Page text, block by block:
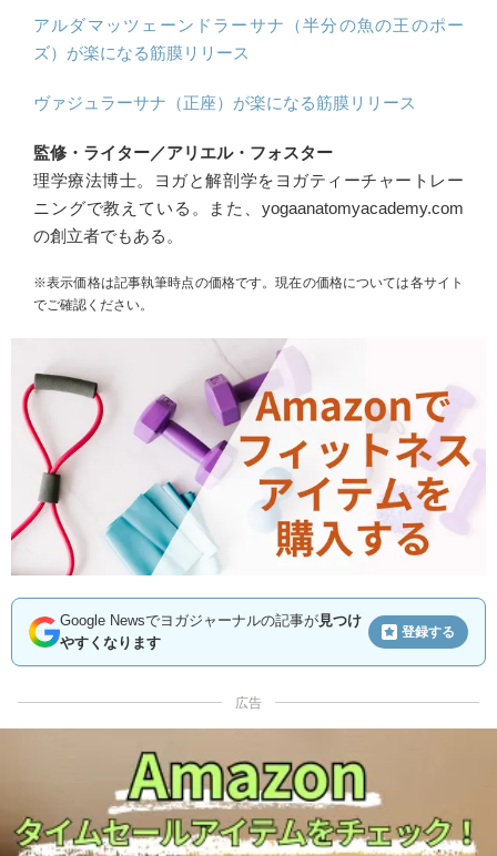
アルダマッツェーンドラーサナ（半分の魚の王のポー
ズ）が楽になる筋膜リリース
ヴァジュラーサナ（正座）が楽になる筋膜リリース
監修・ライター／アリエル・フォスター
理学療法博士。ヨガと解剖学をヨガティーチャートレー
ニングで教えている。また、yogaanatomyacademy.com
の創立者でもある。
※表示価格は記事執筆時点の価格です。現在の価格については各サイト
でご確認ください。
Google Newsでヨガジャーナルの記事が見つけ
やすくなります
登録する
広告